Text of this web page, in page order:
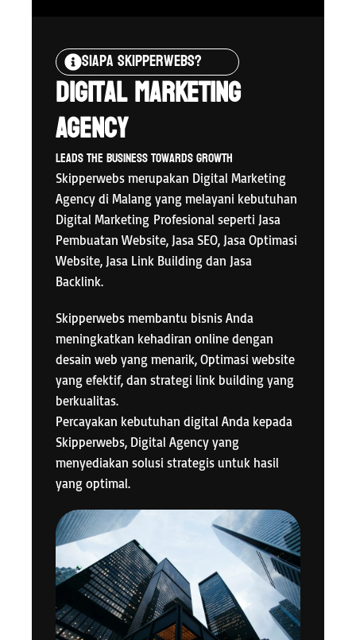
Siapa Skipperwebs?
Digital Marketing
Agency
Leads The Business Towards Growth
Skipperwebs merupakan Digital Marketing
Agency di Malang yang melayani kebutuhan
Digital Marketing Profesional seperti Jasa
Pembuatan Website, Jasa SEO, Jasa Optimasi
Website, Jasa Link Building dan Jasa
Backlink.
Skipperwebs membantu bisnis Anda
meningkatkan kehadiran online dengan
desain web yang menarik, Optimasi website
yang efektif, dan strategi link building yang
berkualitas.
Percayakan kebutuhan digital Anda kepada
Skipperwebs, Digital Agency yang
menyediakan solusi strategis untuk hasil
yang optimal.